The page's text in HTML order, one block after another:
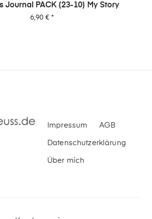
Journal PACK (23-10) My Story
Preis
6,90 €*
Impressum AGB
Datenschutzerklärung
Über mich